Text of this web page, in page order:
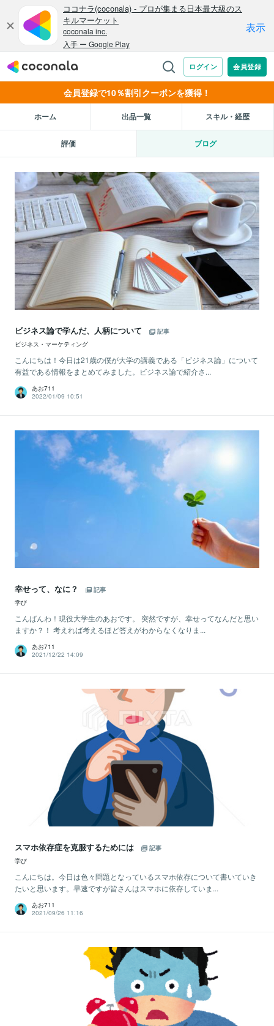
会員登録で10％割引クーポンを獲得！
ホーム 出品一覧 スキル・経歴
評価 ブログ
ビジネス論で学んだ、人柄について
記事
ビジネス・マーケティング
こんにちは！今日は21歳の僕が大学の講義である「ビジネス論」について
有益である情報をまとめてみました。ビジネス論で紹介さ...
あお711
2022/01/09 10:51
幸せって、なに？
記事
学び
こんばんわ！現役大学生のあおです。 突然ですが、幸せってなんだと思い
ますか？！ 考えれば考えるほど答えがわからなくなりま...
あお711
2021/12/22 14:09
スマホ依存症を克服するためには
記事
学び
こんにちは。今日は色々問題となっているスマホ依存について書いていき
たいと思います。早速ですが皆さんはスマホに依存していま...
あお711
2021/09/26 11:16